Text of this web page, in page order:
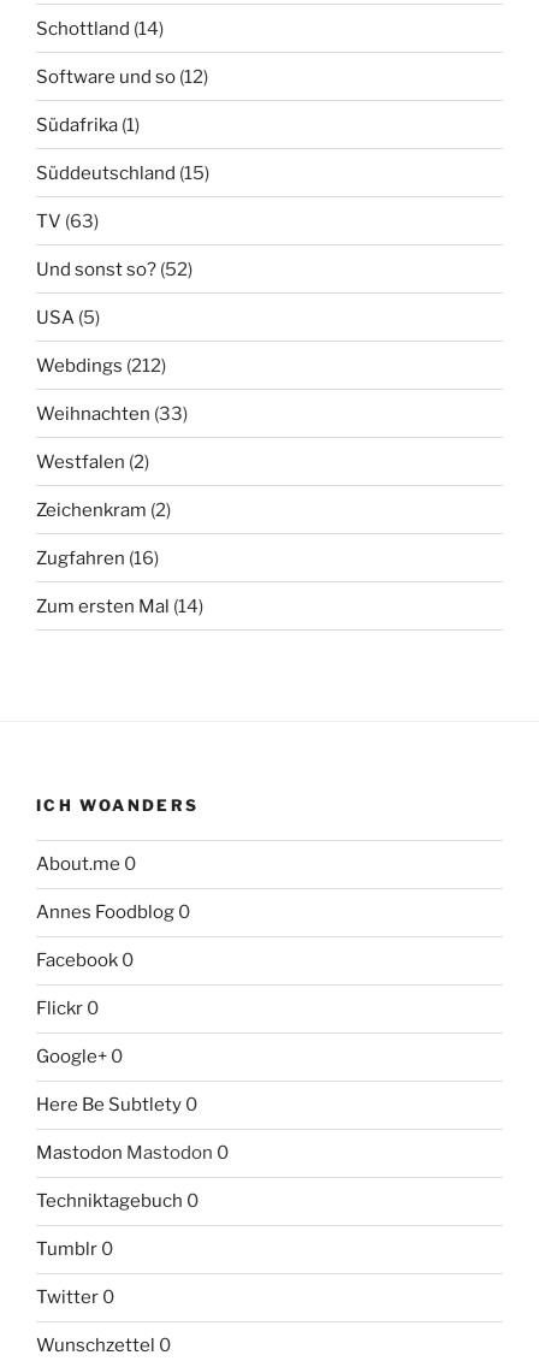
Schottland (14)
Software und so (12)
Südafrika (1)
Süddeutschland (15)
TV (63)
Und sonst so? (52)
USA (5)
Webdings (212)
Weihnachten (33)
Westfalen (2)
Zeichenkram (2)
Zugfahren (16)
Zum ersten Mal (14)
ICH WOANDERS
About.me 0
Annes Foodblog 0
Facebook 0
Flickr 0
Google+ 0
Here Be Subtlety 0
Mastodon Mastodon 0
Techniktagebuch 0
Tumblr 0
Twitter 0
Wunschzettel 0